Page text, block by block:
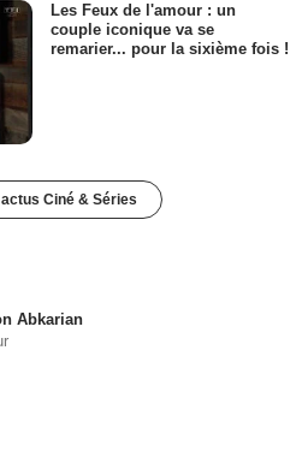
Les Feux de l'amour : un
couple iconique va se
remarier... pour la sixième fois !
Ciné & Séries
Abkarian